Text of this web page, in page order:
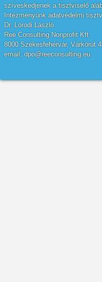
szíveskedjenek a tisztviselő
Intézményünk adatvédelmi
Dr. Lórodi László
Reé Consulting Nonprofit Kft.
8000 Székesfehérvár, Várkörút
email: dpo@reeconsulting.eu